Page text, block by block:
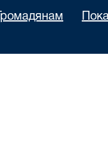
Громадянам